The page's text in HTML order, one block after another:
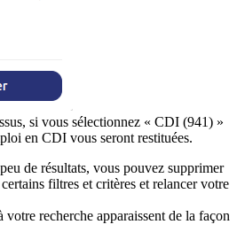
si vous sélectionnez « CDI (941) »
en CDI vous seront restituées.
de résultats, vous pouvez supprimer
filtres et critères et relancer votre
recherche apparaissent de la façon